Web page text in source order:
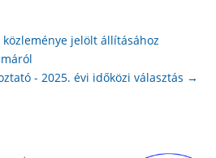
jelölt állításához
- 2025. évi időközi választás →